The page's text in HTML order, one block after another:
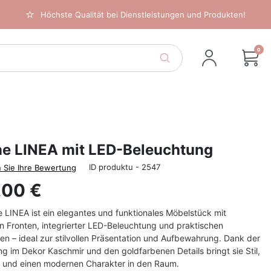
Höchste Qualität bei Dienstleistungen und Produkten!
0
LINEA mit LED-Beleuchtung
Sie Ihre Bewertung ID produktu - 2547
€
LINEA ist ein elegantes und funktionales Möbelstück mit
Fronten, integrierter LED-Beleuchtung und praktischen
– ideal zur stilvollen Präsentation und Aufbewahrung. Dank der
im Dekor Kaschmir und den goldfarbenen Details bringt sie Stil,
und einen modernen Charakter in den Raum.